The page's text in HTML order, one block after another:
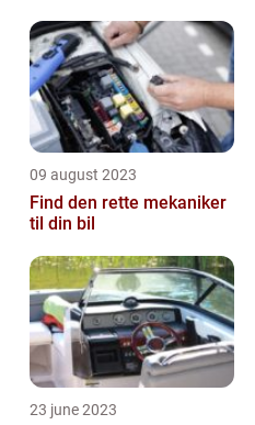
09 august 2023
Find den rette mekaniker
til din bil
23 june 2023